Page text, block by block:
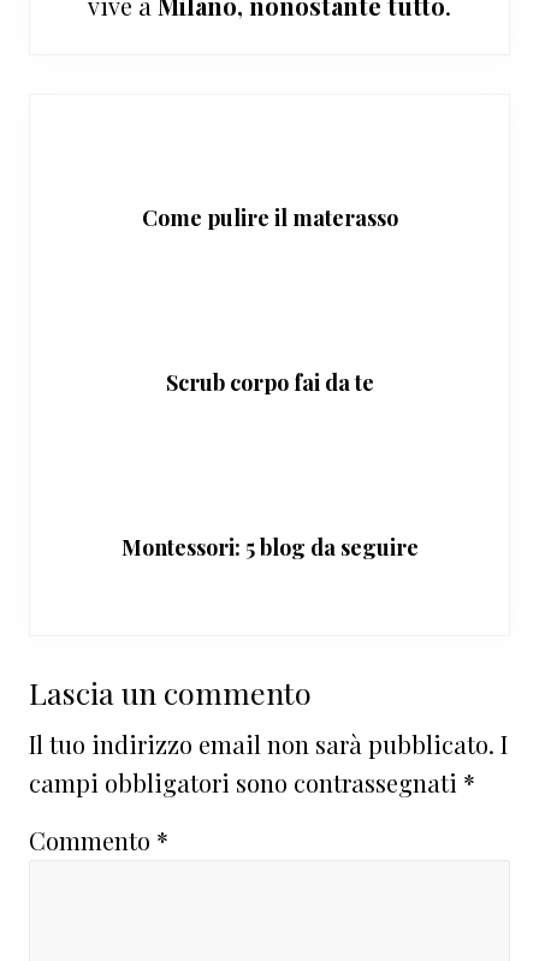
Come pulire il materasso
Scrub corpo fai da te
Montessori: 5 blog da seguire
Interazioni
del
lettore
Lascia un commento
Il tuo indirizzo email non sarà pubblicato. I
campi obbligatori sono contrassegnati *
Commento *